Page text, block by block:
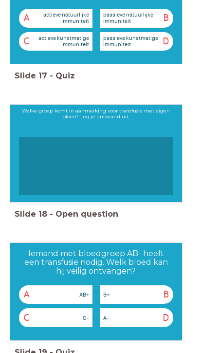
A
actieve natuurlijke
immuniteit
B
passieve natuurlijke
immuniteit
C
actieve kunstmatige
immuniteit
D
passieve kunstmatige
immuniteit
Slide 17 - Quiz
Welke groep komt in aanmerking voor transfusie met eigen
bloed? Leg je antwoord uit.
Slide 18 - Open question
Iemand met bloedgroep AB- heeft
een transfusie nodig. Welk bloed kan
hij veilig ontvangen?
A AB+ B
B+
C O- D
A-